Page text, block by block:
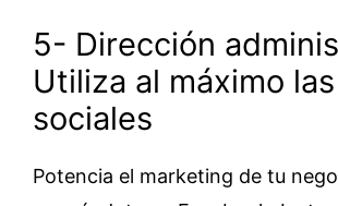
5- Dirección
Utiliza al máximo
sociales
Potencia el marketing de tu